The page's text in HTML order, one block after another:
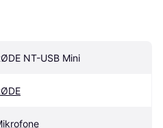
NT-USB Mini